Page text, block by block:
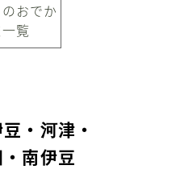
おでか
覧
・河津・
南伊豆